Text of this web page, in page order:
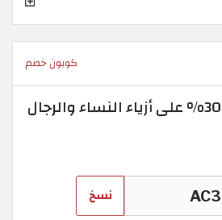
كوبون خصم
كود خصم ماكس 30% على أزياء النساء والرجال
نسخ